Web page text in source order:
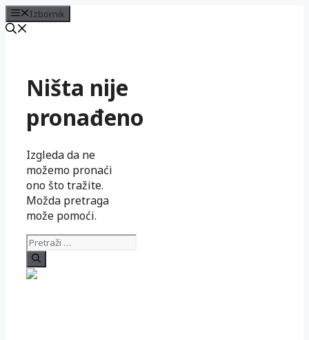
Izbornik
Ništa nije
pronađeno
Izgleda da ne
možemo pronaći
ono što tražite.
Možda pretraga
može pomoći.
Pretraži: